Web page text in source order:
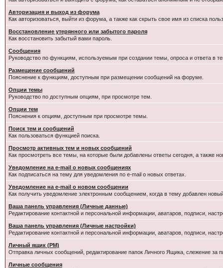
Авторизация и выход из форума
Как авторизоваться, выйти из форума, а также как скрыть свое имя из списка
Восстановление утерянного или забытого пароля
Как восстановить забытый вами пароль.
Сообщения
Руководство по функциям, используемым при создании темы, опроса и ответа в
Размещение сообщений
Пояснение к функциям, доступным при размещении сообщений на форуме.
Опции темы
Руководство по доступным опциям, при просмотре тем.
Опции тем
Пояснения к опциям, доступным при просмотре темы.
Поиск тем и сообщений
Как пользоваться функцией поиска.
Просмотр активных тем и новых сообщений
Как просмотреть все темы, на которые были добавлены ответы сегодня, а также
Уведомление на e-mail о новых сообщениях
Как подписаться на тему для уведомления по e-mail о новых ответах.
Уведомление на е-mail о новом сообщении
Как получить уведомление электронным сообщением, когда в тему добавлен
Ваша панель управления (Личные данные)
Редактирование контактной и персональной информации, аватаров, подписи,
Ваша панель управления (Личные настройки)
Редактирование контактной и персональной информации, аватаров, подписи,
Личный ящик (PM)
Отправка личных сообщений, редактирование папок Личного Ящика, слежение за
Личные сообщения